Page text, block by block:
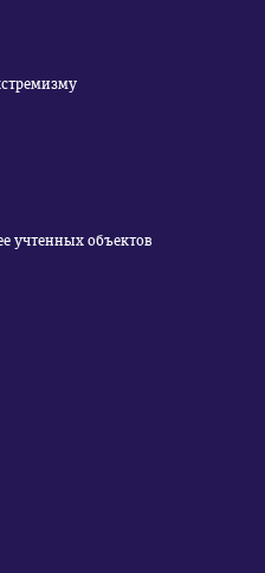
учтенных объектов